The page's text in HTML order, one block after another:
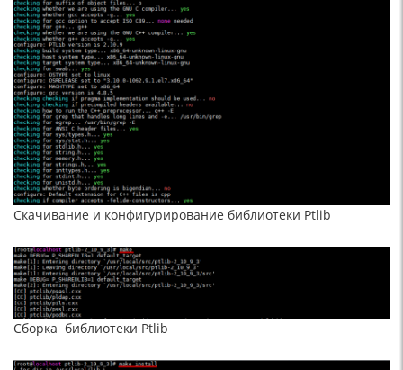
Скачивание и конфигурирование библиотеки Ptlib
Сборка библиотеки Ptlib